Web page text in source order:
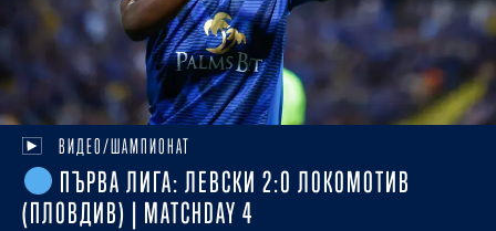
ВИДЕО/ШАМПИОНАТ
ПЪРВА ЛИГА: ЛЕВСКИ 2:0 ЛОКОМОТИВ
(ПЛОВДИВ) | MATCHDAY 4